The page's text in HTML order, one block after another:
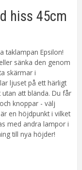
hiss 45cm
taklampan Epsilon!
sänka den genom
skärmar i
ljuset på ett härligt
att blända. Du får
knoppar - välj
en höjdpunkt i vilket
med andra lampor i
till nya höjder!